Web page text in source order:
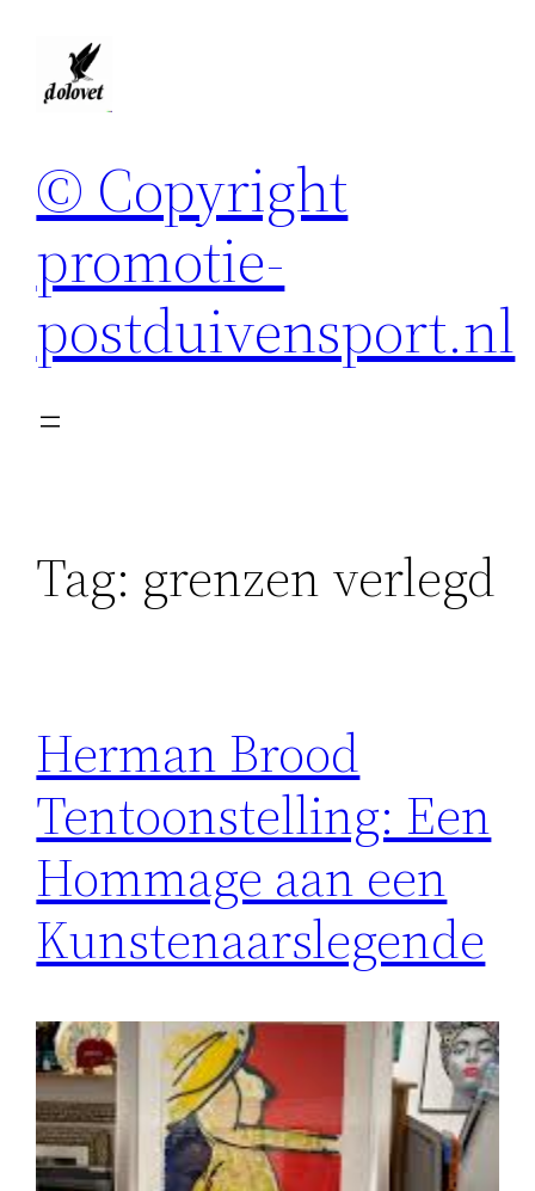
© Copyright
promotie-
postduivensport.nl
Tag: grenzen verlegd
Herman Brood
Tentoonstelling: Een
Hommage aan een
Kunstenaarslegende